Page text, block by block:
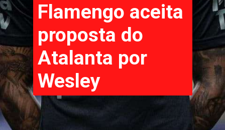
Flamengo aceita
proposta do
Atalanta por
Wesley